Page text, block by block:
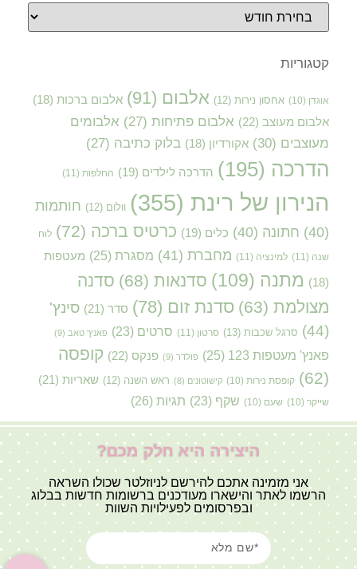
קטגוריות
אוגדן (10) אחסון נירות (12) אלבום (91) אלבום ברכות (18)
אלבום מעוצב (22) אלבום פתיחות (27)
אלבומים
מעוצבים (30) אקורדיון (18) בלוק כתיבה (27)
הדרכה (195) הדרכה לילדים (19) החלפות (11)
הנירון של רינת (355) וולום (12)
חותמות
(40)
חתונה (40) כלים (19) כרטיס ברכה (72) לוח
שנה (11) למינציה (11) מחברת (41) מסגרת (25) מעטפות
(18) מתנה (109) סדנאות (68)
סדנה
מצולמת (63) סדנת זום (78) סדר (21)
סינץ'
(44)
סרגל שכבות (13) סרטון (11) סרטים (23) פאנץ' טאב (9)
פאנץ' מעטפות 123 (25) פולדר (9) פנקס (22)
קופסה
(62)
קופסת נירות (10) קישוטונים (8) ראש השנה (12) שאריות (21)
שייקר (10) שעם (10) שקף (23) תגיות (26)
היצירה היא חלק מכם?
אני מזמינה אתכם להירשם לניוזלטר שכולו השראה
הרשמו לאתר והישארו מעודכנים ברשומות חדשות בבלוג
ובפרסומים לפעילויות השוות